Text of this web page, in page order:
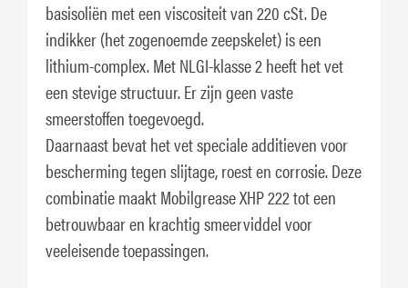
basisoliën met een viscositeit van 220 cSt. De
indikker (het zogenoemde zeepskelet) is een
lithium-complex. Met NLGI-klasse 2 heeft het vet
een stevige structuur. Er zijn geen vaste
smeerstoffen toegevoegd.
Daarnaast bevat het vet speciale additieven voor
bescherming tegen slijtage, roest en corrosie. Deze
combinatie maakt Mobilgrease XHP 222 tot een
betrouwbaar en krachtig smeerviddel voor
veeleisende toepassingen.